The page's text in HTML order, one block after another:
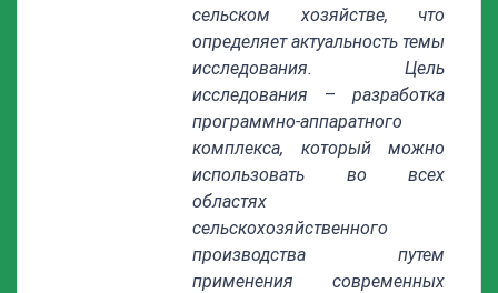
сельском хозяйстве, что
определяет актуальность темы
исследования. Цель
исследования – разработка
программно-аппаратного
комплекса, который можно
использовать во всех
областях
сельскохозяйственного
производства путем
применения современных